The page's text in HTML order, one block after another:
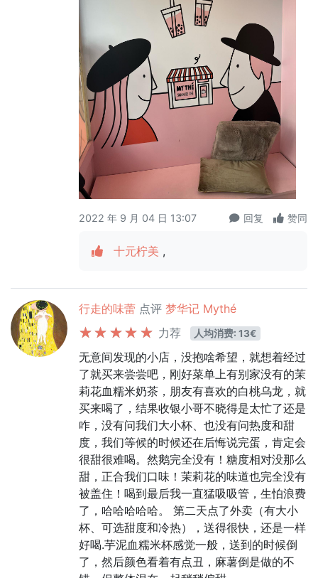
2022 年 9 月 04 日 13:07 回复 赞同
十元柠美 ,
行走的味蕾 点评 梦华记 Mythé
力荐
人均消费: 13€
无意间发现的小店，没抱啥希望，就想着经过
了就买来尝尝吧，刚好菜单上有别家没有的茉
莉花血糯米奶茶，朋友有喜欢的白桃乌龙，就
买来喝了，结果收银小哥不晓得是太忙了还是
咋，没有问我们大小杯、也没有问热度和甜
度，我们等候的时候还在后悔说完蛋，肯定会
很甜很难喝。然鹅完全没有！糖度相对没那么
甜，正合我们口味！茉莉花的味道也完全没有
被盖住！喝到最后我一直猛吸吸管，生怕浪费
了，哈哈哈哈哈。 第二天点了外卖（有大小
杯、可选甜度和冷热），送得很快，还是一样
好喝.芋泥血糯米杯感觉一般，送到的时候倒
了，然后颜色看着有点丑，麻薯倒是做的不